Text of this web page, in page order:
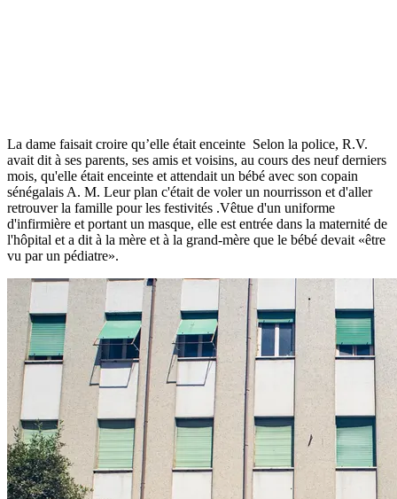
La dame faisait croire qu’elle était enceinte Selon la police, R.V.
avait dit à ses parents, ses amis et voisins, au cours des neuf derniers
mois, qu'elle était enceinte et attendait un bébé avec son copain
sénégalais A. M. Leur plan c'était de voler un nourrisson et d'aller
retrouver la famille pour les festivités .Vêtue d'un uniforme
d'infirmière et portant un masque, elle est entrée dans la maternité de
l'hôpital et a dit à la mère et à la grand-mère que le bébé devait «être
vu par un pédiatre».